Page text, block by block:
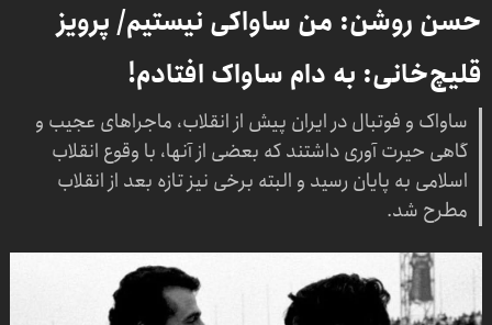
حسن روشن: من ساواکی نیستیم/ پرویز
قلیچ‌خانی: به دام ساواک افتادم!
ساواک و فوتبال در ایران پیش از انقلاب، ماجراهای عجیب و
گاهی حیرت آوری داشتند که بعضی از آنها، با وقوع انقلاب
اسلامی به پایان رسید و البته برخی نیز تازه بعد از انقلاب
مطرح شد.